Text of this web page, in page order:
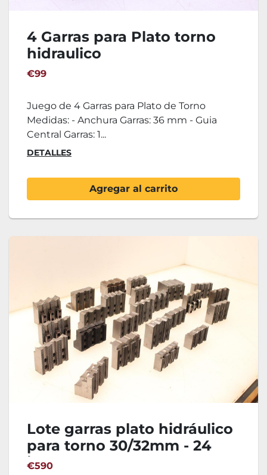
4 Garras para Plato torno
hidraulico
€99
Juego de 4 Garras para Plato de Torno
Medidas: - Anchura Garras: 36 mm - Guia
Central Garras: 1...
DETALLES
Agregar al carrito
Lote garras plato hidráulico
para torno 30/32mm - 24
juegos
€590